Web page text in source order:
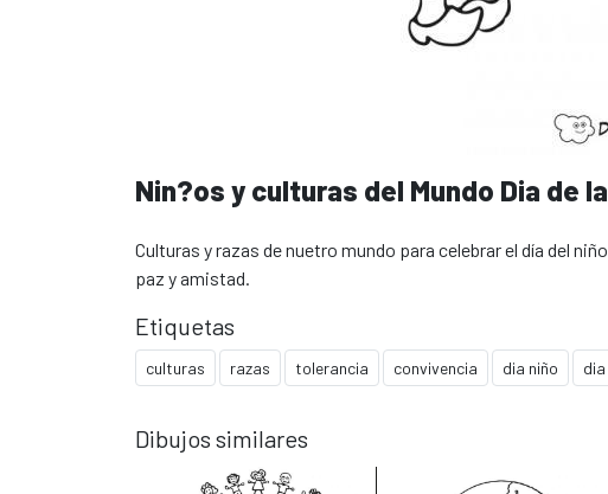
Nin?os y culturas del Mundo Dia de
Culturas y razas de nuetro mundo para celebrar el día del
paz y amistad.
Etiquetas
culturas razas tolerancia convivencia dia niño
Dibujos similares